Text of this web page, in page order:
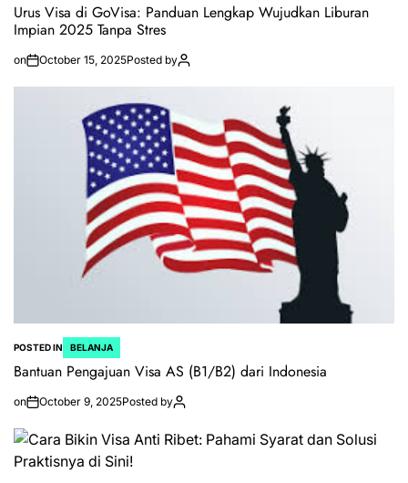
Urus Visa di GoVisa: Panduan Lengkap Wujudkan Liburan
Impian 2025 Tanpa Stres
on October 15, 2025Posted by
POSTED IN BELANJA
Bantuan Pengajuan Visa AS (B1/B2) dari Indonesia
on October 9, 2025Posted by